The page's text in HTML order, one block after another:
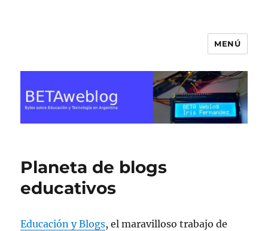
MENÚ
Planeta de blogs
educativos
Educación y Blogs, el maravilloso trabajo de